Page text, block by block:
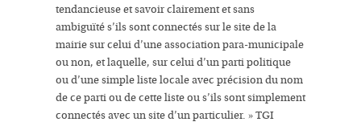
tendancieuse et savoir clairement et sans
ambiguïté s’ils sont connectés sur lesite de la
mairiesur celui d’une association para-municipale
ou non, et laquelle, sur celui d’un parti politique
ou d’une simple liste locale avec précision du nom
de ce parti ou de cette liste ou s’ils sont simplement
connectés avec unsite d’un particulier. » TGI